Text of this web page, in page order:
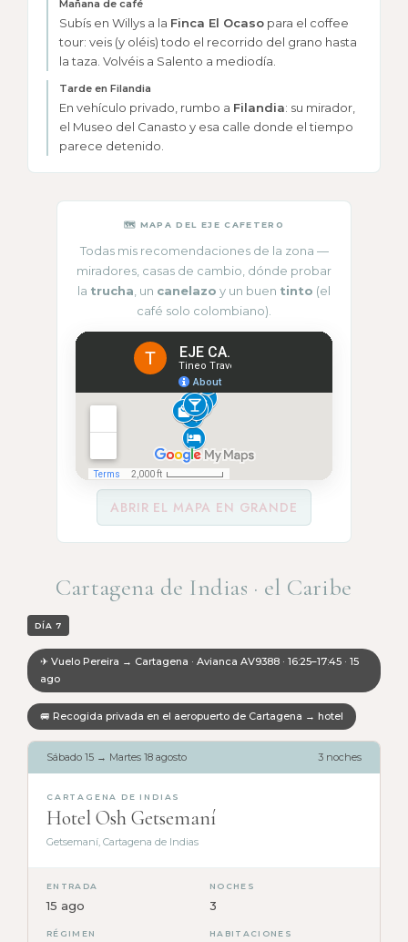
Mañana de café
Subís en Willys a la Finca El Ocaso para el coffee
tour: veis (y oléis) todo el recorrido del grano hasta
la taza. Volvéis a Salento a mediodía.
Tarde en Filandia
En vehículo privado, rumbo a Filandia: su mirador,
el Museo del Canasto y esa calle donde el tiempo
parece detenido.
🗺 MAPA DEL EJE CAFETERO
Todas mis recomendaciones de la zona —
miradores, casas de cambio, dónde probar
la trucha , un canelazo y un buen tinto (el
café solo colombiano).
ABRIR EL MAPA EN GRANDE
Cartagena de Indias · el Caribe
DÍA 7
✈ Vuelo Pereira → Cartagena · Avianca AV9388 · 16:25–17:45 · 15
ago
🚐 Recogida privada en el aeropuerto de Cartagena → hotel
Sábado 15 → Martes 18 agosto 3 noches
CARTAGENA DE INDIAS
Hotel Osh Getsemaní
Getsemaní, Cartagena de Indias
ENTRADA
15 ago
NOCHES
3
RÉGIMEN HABITACIONES